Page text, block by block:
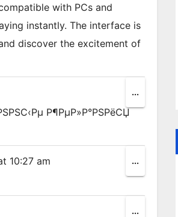
with PCs and
instantly. The interface is
discover the excitement of
Р¶РµР»Р°РЅРёСЏ
...
this
metabox.
10:27 am
...
this
metabox.
...